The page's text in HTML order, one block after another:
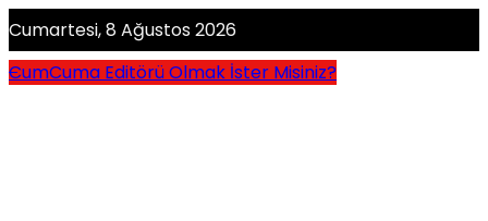
Cumartesi, 8 Ağustos 2026
CumCuma Editörü Olmak İster Misiniz?